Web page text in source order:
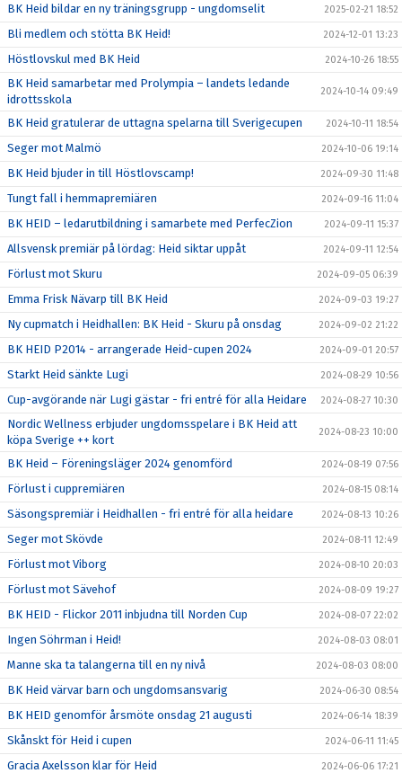
BK Heid bildar en ny träningsgrupp - ungdomselit 2025-02-21 18:52
Bli medlem och stötta BK Heid! 2024-12-01 13:23
Höstlovskul med BK Heid 2024-10-26 18:55
BK Heid samarbetar med Prolympia – landets ledande
idrottsskola
2024-10-14 09:49
BK Heid gratulerar de uttagna spelarna till Sverigecupen 2024-10-11 18:54
Seger mot Malmö 2024-10-06 19:14
BK Heid bjuder in till Höstlovscamp! 2024-09-30 11:48
Tungt fall i hemmapremiären 2024-09-16 11:04
BK HEID – ledarutbildning i samarbete med PerfecZion 2024-09-11 15:37
Allsvensk premiär på lördag: Heid siktar uppåt 2024-09-11 12:54
Förlust mot Skuru 2024-09-05 06:39
Emma Frisk Nävarp till BK Heid 2024-09-03 19:27
Ny cupmatch i Heidhallen: BK Heid - Skuru på onsdag 2024-09-02 21:22
BK HEID P2014 - arrangerade Heid-cupen 2024 2024-09-01 20:57
Starkt Heid sänkte Lugi 2024-08-29 10:56
Cup-avgörande när Lugi gästar - fri entré för alla Heidare 2024-08-27 10:30
Nordic Wellness erbjuder ungdomsspelare i BK Heid att
köpa Sverige ++ kort
2024-08-23 10:00
BK Heid – Föreningsläger 2024 genomförd 2024-08-19 07:56
Förlust i cuppremiären 2024-08-15 08:14
Säsongspremiär i Heidhallen - fri entré för alla heidare 2024-08-13 10:26
Seger mot Skövde 2024-08-11 12:49
Förlust mot Viborg 2024-08-10 20:03
Förlust mot Sävehof 2024-08-09 19:27
BK HEID - Flickor 2011 inbjudna till Norden Cup 2024-08-07 22:02
Ingen Söhrman i Heid! 2024-08-03 08:01
Manne ska ta talangerna till en ny nivå 2024-08-03 08:00
BK Heid värvar barn och ungdomsansvarig 2024-06-30 08:54
BK HEID genomför årsmöte onsdag 21 augusti 2024-06-14 18:39
Skånskt för Heid i cupen 2024-06-11 11:45
Gracia Axelsson klar för Heid 2024-06-06 17:21